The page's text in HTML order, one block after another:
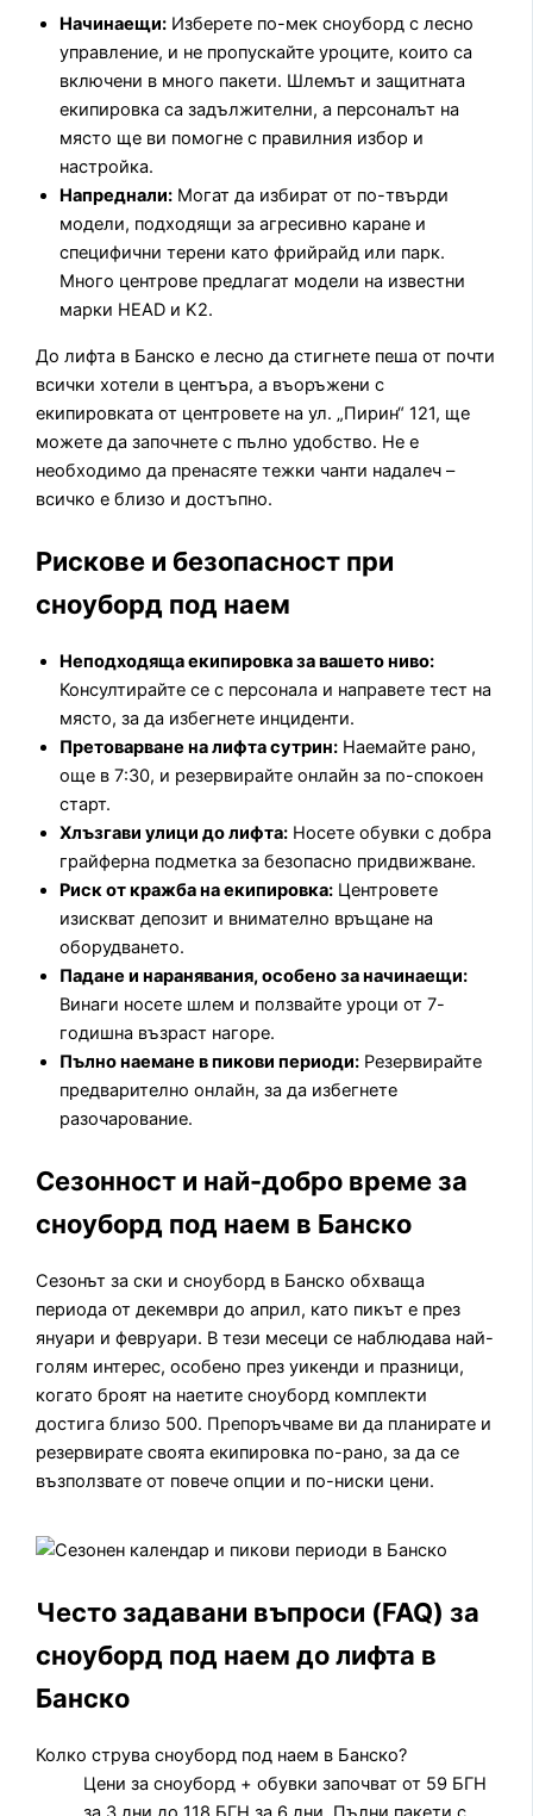
Начинаещи: Изберете по-мек сноуборд с лесно
управление, и не пропускайте уроците, които са
включени в много пакети. Шлемът и защитната
екипировка са задължителни, а персоналът на
място ще ви помогне с правилния избор и
настройка.
Напреднали: Могат да избират от по-твърди
модели, подходящи за агресивно каране и
специфични терени като фрийрайд или парк.
Много центрове предлагат модели на известни
марки HEAD и K2.
До лифта в Банско е лесно да стигнете пеша от почти
всички хотели в центъра, а въоръжени с
екипировката от центровете на ул. „Пирин“ 121, ще
можете да започнете с пълно удобство. Не е
необходимо да пренасяте тежки чанти надалеч –
всичко е близо и достъпно.
Рискове и безопасност при
сноуборд под наем
Неподходяща екипировка за вашето ниво:
Консултирайте се с персонала и направете тест на
място, за да избегнете инциденти.
Претоварване на лифта сутрин: Наемайте рано,
още в 7:30, и резервирайте онлайн за по-спокоен
старт.
Хлъзгави улици до лифта: Носете обувки с добра
грайферна подметка за безопасно придвижване.
Риск от кражба на екипировка: Центровете
изискват депозит и внимателно връщане на
оборудването.
Падане и наранявания, особено за начинаещи:
Винаги носете шлем и ползвайте уроци от 7-
годишна възраст нагоре.
Пълно наемане в пикови периоди: Резервирайте
предварително онлайн, за да избегнете
разочарование.
Сезонност и най-добро време за
сноуборд под наем в Банско
Сезонът за ски и сноуборд в Банско обхваща
периода от декември до април, като пикът е през
януари и февруари. В тези месеци се наблюдава най-
голям интерес, особено през уикенди и празници,
когато броят на наетите сноуборд комплекти
достига близо 500. Препоръчваме ви да планирате и
резервирате своята екипировка по-рано, за да се
възползвате от повече опции и по-ниски цени.
Често задавани въпроси (FAQ) за
сноуборд под наем до лифта в
Банско
Колко струва сноуборд под наем в Банско?
Цени за сноуборд + обувки започват от 59 БГН